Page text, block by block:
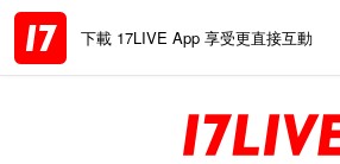
下載 17LIVE App 享受更直接互動